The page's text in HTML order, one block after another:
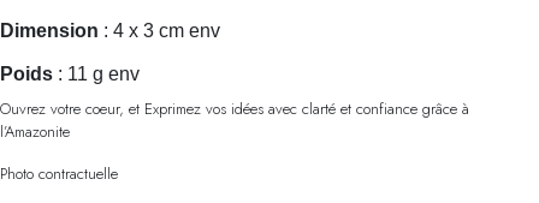
Dimension : 4 x 3 cm env
Poids : 11 g env
Ouvrez votre coeur, et Exprimez vos idées avec clarté et confiance grâce à
l’Amazonite
Photo contractuelle